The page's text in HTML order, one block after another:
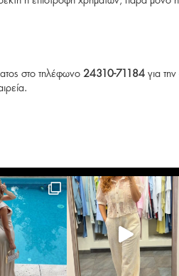
στο τηλέφωνο 24310-71184 για